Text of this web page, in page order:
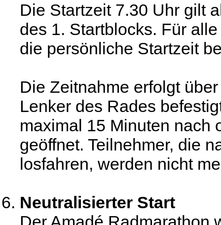
Die Startzeit 7.30 Uhr gilt
des 1. Startblocks. Für
die persönliche Startzeit
Die Zeitnahme erfolgt
Lenker des Rades
maximal 15 Minuten nach
geöffnet. Teilnehmer, die
losfahren, werden nicht
Neutralisierter Start